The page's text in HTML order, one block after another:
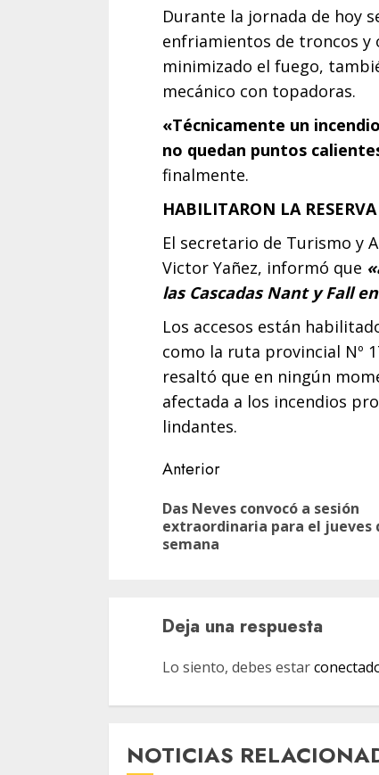
Durante la jornada de hoy
enfriamientos de troncos y
minimizado el fuego,
mecánico con topadoras.
«Técnicamente un
no quedan puntos
finalmente.
HABILITARON LA
El secretario de Turismo y
Victor Yañez, informó que
las Cascadas Nant y Fall
Los accesos están
como la ruta provincial Nº
resaltó que en ningún
afectada a los incendios
lindantes.
Navegación
de
entradas
Anterior
Das Neves convocó a sesión
extraordinaria para el jueves
semana
Deja una respuesta
Lo siento, debes estar
NOTICIAS